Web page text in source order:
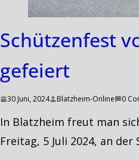
Schützenfest
gefeiert
30 Juni, 2024 Blatzheim-Online 0
In Blatzheim freut man
Freitag, 5 Juli 2024, an